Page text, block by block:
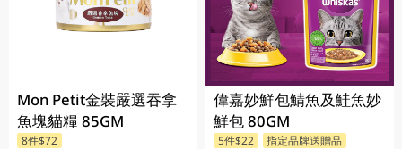
Mon Petit金裝嚴選吞拿
魚塊貓糧 85GM
8件$72
偉嘉妙鮮包鯖魚及鮭魚妙
鮮包 80GM
5件$22 指定品牌送贈品